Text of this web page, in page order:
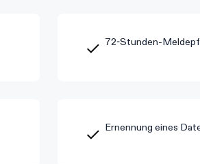
72-Stunden-
Ernennung eines